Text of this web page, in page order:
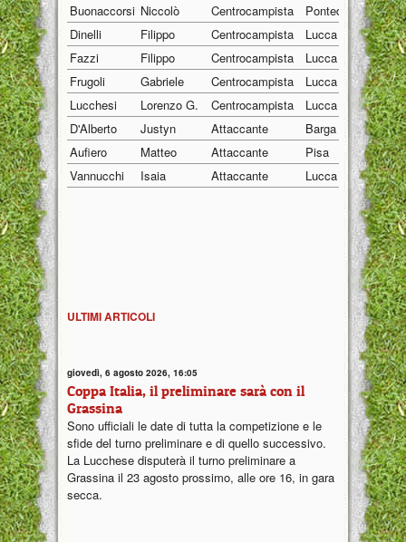
Buonaccorsi Niccolò Centrocampista Pontedera 05/01/
Dinelli
Filippo Centrocampista Lucca
15/07/
Fazzi
Filippo Centrocampista Lucca
05/01/
Frugoli
Gabriele Centrocampista Lucca
01/01/
Lucchesi
Lorenzo G. Centrocampista Lucca
16/12/
D'Alberto
Justyn Attaccante Barga
12/06/
Aufiero
Matteo Attaccante Pisa
15/02/
Vannucchi
Isaia Attaccante Lucca 14/05/
ULTIMI ARTICOLI
giovedì, 6 agosto 2026, 16:05
Coppa Italia, il preliminare sarà con il
Grassina
Sono ufficiali le date di tutta la competizione e le
sfide del turno preliminare e di quello successivo.
La Lucchese disputerà il turno preliminare a
Grassina il 23 agosto prossimo, alle ore 16, in gara
secca.